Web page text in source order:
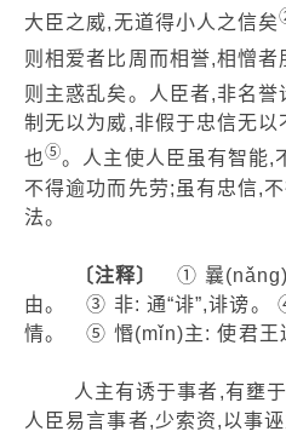
大臣之威,无道得小人之信矣
则相爱者比周而相誉,相憎者
则主惑乱矣。人臣者,非名誉
制无以为威,非假于忠信无
也⑤。人主使人臣虽有智能,
不得逾功而先劳;虽有忠信,
法。
〔注释〕
① 曩
由。 ③ 非: 通“诽”,诽谤。
情。 ⑤ 惽(mǐn)主: 使君王
人主有诱于事者,有壅于
人臣易言事者,少索资,以事